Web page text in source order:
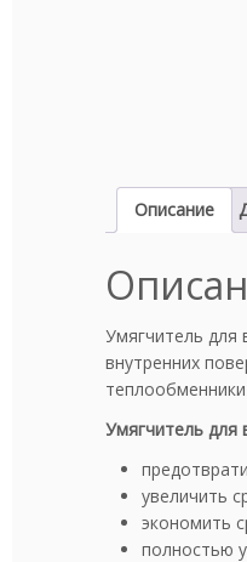
Описание
Умягчитель для
внутренних
Умягчитель для
увеличить
экономить
полностью